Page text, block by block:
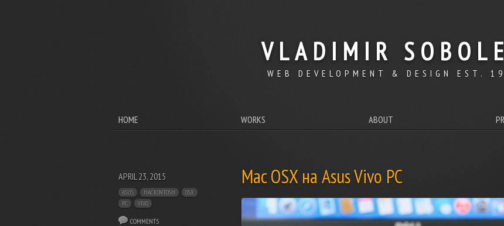
VLADIMIR
WEB DEVELOPMENT & DESIGN EST.
HOME WORKS ABOUT
Mac OSX на Asus Vivo PC
APRIL 23, 2015
ASUS HACKINTOSH
OSX
PC
VIVO
COMMENTS